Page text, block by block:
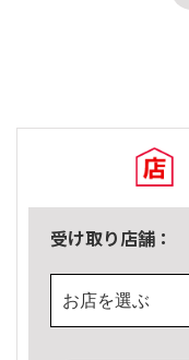
受け取り店舗：
お店を選ぶ